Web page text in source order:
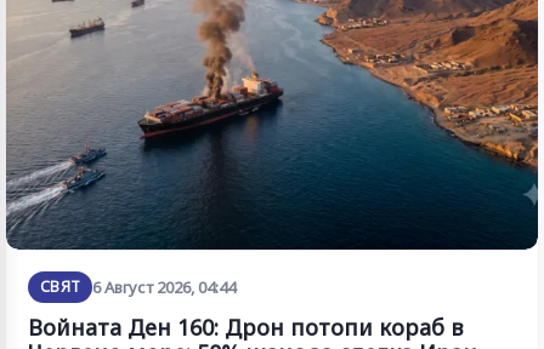
СВЯТ 6 Август 2026, 04:44
Войната Ден 160: Дрон потопи кораб в